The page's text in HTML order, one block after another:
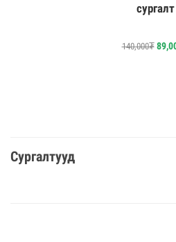
сургалт
140,000₮
Сургалтууд